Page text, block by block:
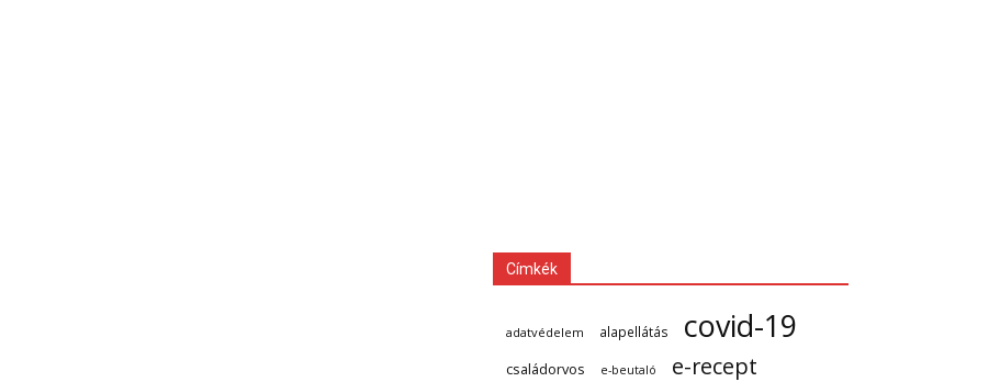
Címkék
adatvédelem alapellátás covid-19
családorvos e-beutaló e-recept